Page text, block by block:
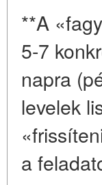
**A
5-7
napra
levelek
a